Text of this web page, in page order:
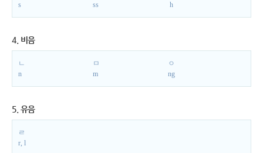
s
ss
h
4. 비음
ㄴ
n
ㅁ
m
ㅇ
ng
5. 유음
ㄹ
r, l